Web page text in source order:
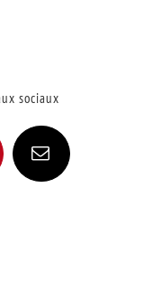
sociaux
Email